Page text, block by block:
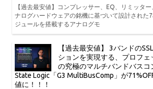
【過去最安値】コンプレッサー、EQ、リミッタ
ナログハードウェアの銘機に基づいて設計された
ジュールを搭載するアナログモ
【過去最安値】 3バンドの
ションを実現する、プロフェ
の究極のマルチバンドバスコ
State Logic「G3 MultiBusComp」が
値に！！！